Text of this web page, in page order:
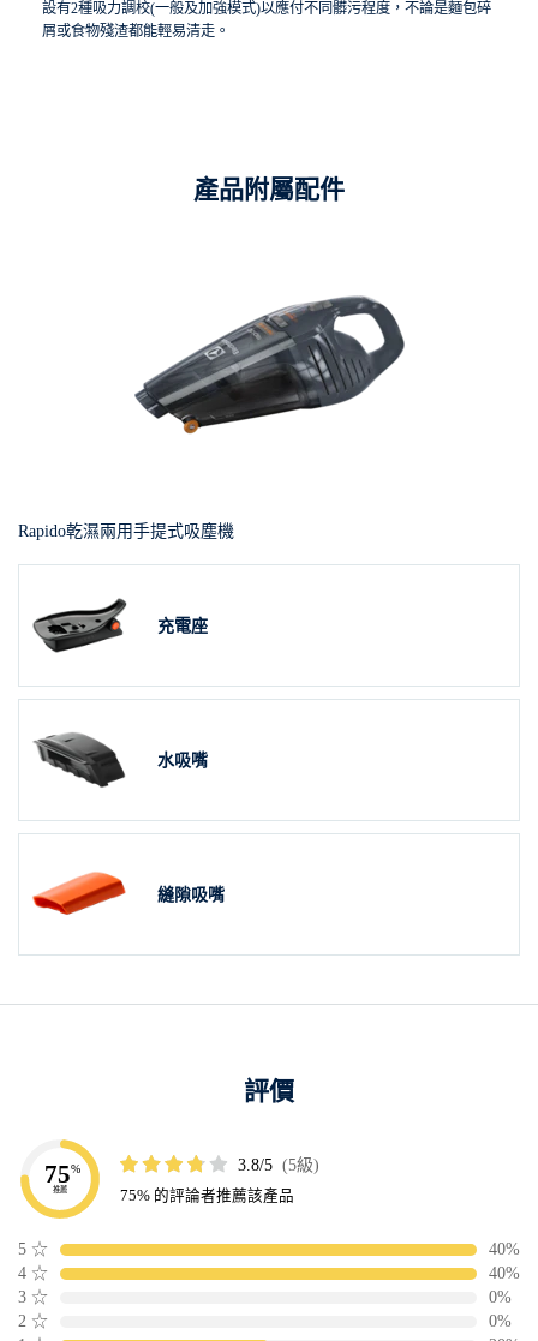
設有2種吸力調校(一般及加強模式)以應付不同髒污程度，不論是麵包碎
屑或食物殘渣都能輕易清走。
產品附屬配件
Rapido乾濕兩用手提式吸塵機
充電座
水吸嘴
縫隙吸嘴
評價
75%
推薦
3.8/5 (5級)
75% 的評論者推薦該產品
5 ☆
40%
4 ☆
40%
3 ☆
0%
2 ☆
0%